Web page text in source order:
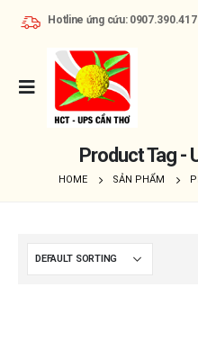
Hotline ứng cứu: 0907.390.417
Product Tag -
HOME SẢN PHẨM